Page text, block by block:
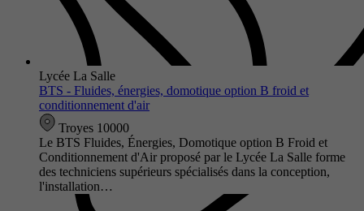
Lycée La Salle
BTS - Fluides, énergies, domotique option B froid et
conditionnement d'air
Troyes 10000
Le BTS Fluides, Énergies, Domotique option B Froid et
Conditionnement d'Air proposé par le Lycée La Salle forme
des techniciens supérieurs spécialisés dans la conception,
l'installation…